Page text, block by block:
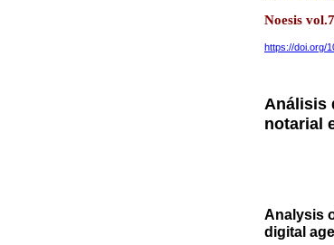
Noesis
https://doi.org/
Análisis
notarial
Analysis
digital age